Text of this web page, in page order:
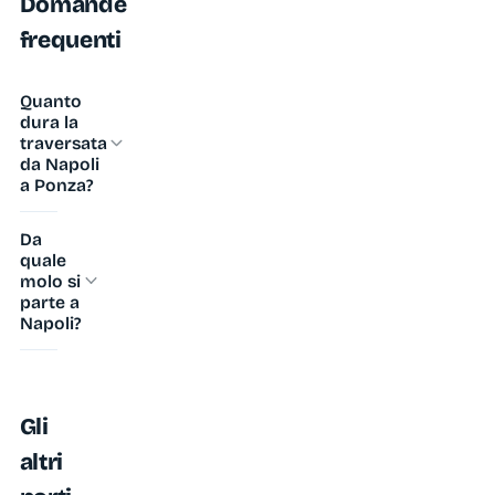
frequenti
Quanto
dura la
traversata
da Napoli
a Ponza?
3
ore
in
aliscafo
la
tocca
Da
quale
molo si
parte a
Napoli?
dal
Beverello;
Gli
altri